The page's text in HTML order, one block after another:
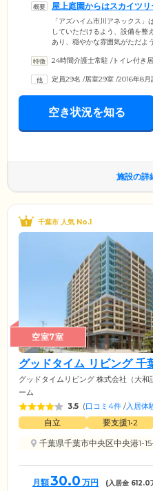
屋上庭園からはスカイツ
ームです
「アズハイム市川アネックス
していただけるよう、設備を整
あり、穏やかな雰囲気がただよ
イツリー、富士山を望むことが
ます。室内にはトイレと洗面台
を確保しながらゆったりとおく
けます。
24時間介護士常駐 /トイレ付き
定員29名 /居室29室 /2016年8月
空き状況を知る
施設の詳
千葉市 人気 No.1
空室7室
グッドタイム リビング 千
グッドタイムリビング 株式会社（大和
ーム
3.5 (口コミ4件 /入居体
自立 要支援1•2
千葉県千葉市中央区中央港1-
月額30.0 万円 (入居金 612.0